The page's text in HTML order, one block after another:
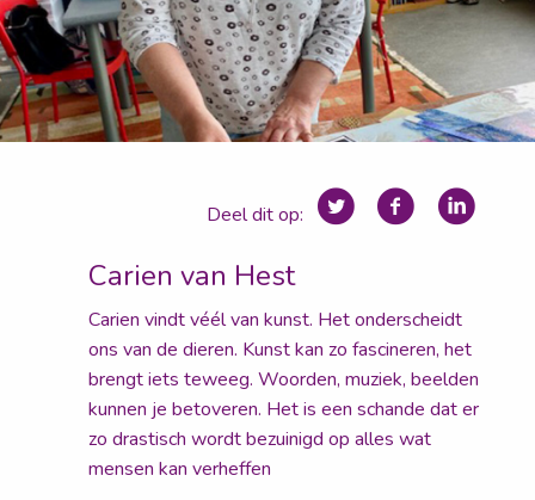
Carien van Hest
Deel dit op:
Carien vindt véél van kunst. Het onderscheidt
ons van de dieren. Kunst kan zo fascineren, het
brengt iets teweeg. Woorden, muziek, beelden
kunnen je betoveren. Het is een schande dat er
zo drastisch wordt bezuinigd op alles wat
mensen kan verheffen